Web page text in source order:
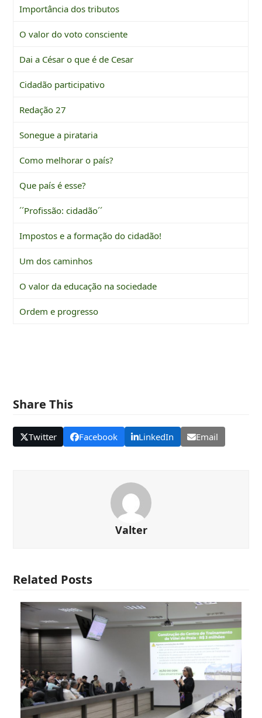
Importância dos tributos
O valor do voto consciente
Dai a César o que é de Cesar
Cidadão participativo
Redação 27
Sonegue a pirataria
Como melhorar o país?
Que país é esse?
´´Profissão: cidadão´´
Impostos e a formação do cidadão!
Um dos caminhos
O valor da educação na sociedade
Ordem e progresso
Share This
Twitter Facebook LinkedIn Email
Valter
Related Posts